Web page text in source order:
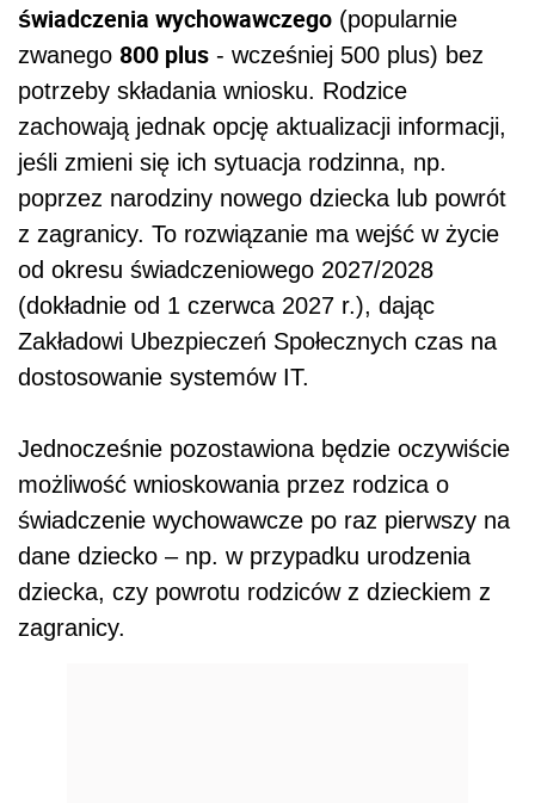
świadczenia wychowawczego (popularnie
zwanego 800 plus - wcześniej 500 plus) bez
potrzeby składania wniosku. Rodzice
zachowają jednak opcję aktualizacji informacji,
jeśli zmieni się ich sytuacja rodzinna, np.
poprzez narodziny nowego dziecka lub powrót
z zagranicy. To rozwiązanie ma wejść w życie
od okresu świadczeniowego 2027/2028
(dokładnie od 1 czerwca 2027 r.), dając
Zakładowi Ubezpieczeń Społecznych czas na
dostosowanie systemów IT.
Jednocześnie pozostawiona będzie oczywiście
możliwość wnioskowania przez rodzica o
świadczenie wychowawcze po raz pierwszy na
dane dziecko – np. w przypadku urodzenia
dziecka, czy powrotu rodziców z dzieckiem z
zagranicy.